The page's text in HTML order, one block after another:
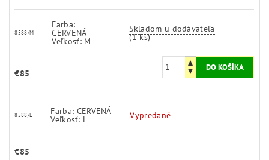
8588/M
Farba:
CERVENÁ
Veľkosť: M
Skladom u dodávateľa
(1 ks)
€85
8588/L Farba: CERVENÁ
Veľkosť: L Vypredané
€85